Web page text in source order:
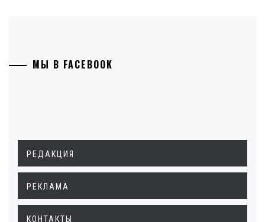
МЫ В FACEBOOK
РЕДАКЦИЯ
РЕКЛАМА
КОНТАКТЫ